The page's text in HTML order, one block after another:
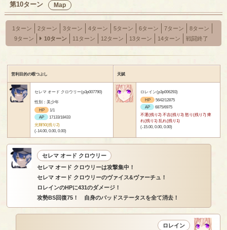
第10ターン Map
1ターン 2ターン 3ターン 4ターン 5ターン 6ターン 7ターン
8ターン
9ターン
10ターン 11ターン 12ターン 13ターン 14ターン 戦闘終了
営利目的の暇つぶし 天賦
セレマ オード クロウリー(p3p007790)
性別：美少年
HP
1/1
AP
17133/18433
光輝50(残り2)
(-14.00, 0.00, 0.00)
ロレイン(p3p006293)
HP
5642/12875
AP
6875/6975
不運(残り2) 不吉(残り3) 怒り(残り7) 痺
れ(残り1) 乱れ(残り1)
(-15.00, 0.00, 0.00)
セレマ オード クロウリー
セレマ オード クロウリーは攻撃集中！
セレマ オード クロウリーのヴァイス&ヴァーチュ！
ロレインのHPに431のダメージ！
攻勢BS回復75！ 自身のバッドステータスを全て消去！
ロレイン